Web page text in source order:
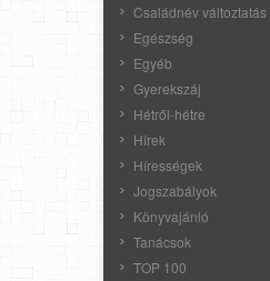
Családnév változtatás
Egészség
Egyéb
Gyerekszáj
Hétről-hétre
Hírek
Hírességek
Jogszabályok
Könyvajánló
Tanácsok
TOP 100